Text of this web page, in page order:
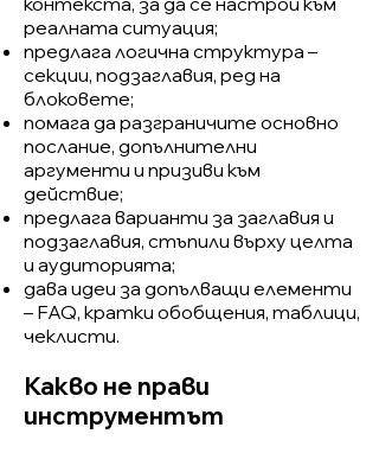
реалната ситуация;
предлага логична структура –
секции, подзаглавия, ред на
блоковете;
помага да разграничите основно
послание, допълнителни
аргументи и призиви към
действие;
предлага варианти за заглавия и
подзаглавия, стъпили върху целта
и аудиторията;
дава идеи за допълващи елементи
– FAQ, кратки обобщения, таблици,
чеклисти.
Какво не прави
инструментът